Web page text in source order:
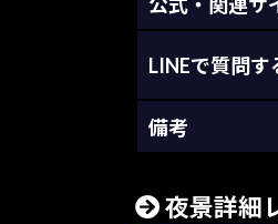
LINEで質問す
備考
夜景詳細